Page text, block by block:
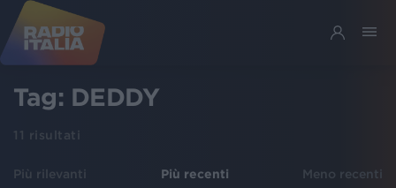
Tag: DEDDY
11 risultati
Più rilevanti Più recenti Meno recenti